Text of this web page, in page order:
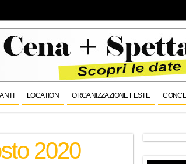
LOCATION ORGANIZZAZIONE FESTE
2020